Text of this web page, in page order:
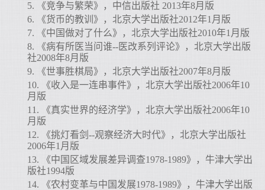
5.
《竞争与繁荣》，中信出版社 2013年8月版
6.
《货币的教训》，北京大学出版社2012年1月版
7.
《中国做对了什么》，北京大学出版社2010年1月版
8.
《病有所医当问谁--医改系列评论》，北京大学出版
社2008年8月版
9.
《世事胜棋局》，北京大学出版社2007年8月版
10.
《收入是一连串事件》，北京大学出版社2006年10
月版
11.
《真实世界的经济学》，北京大学出版社2006年10
月版
12.
《挑灯看剑--观察经济大时代》，北京大学出版社
2006年1月版
13.
《中国区域发展差异调查1978-1989》，牛津大学出
版社1994版
14.
《农村变革与中国发展1978-1989》，牛津大学出版